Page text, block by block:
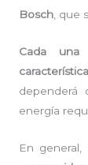
Bosch , que
Cada
dependerá
energía
En general,